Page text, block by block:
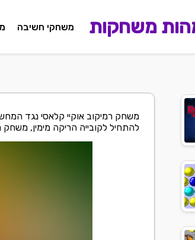
משחקות משחקי חשיבה
משחק רמיקוב אוקיי קלאסי נגד
להתחיל לקובייה הריקה מימין, משחק רמי נגד המחשב,